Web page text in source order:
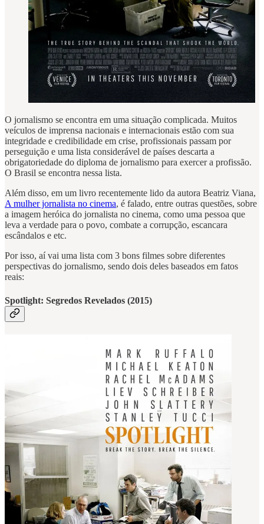
O jornalismo se encontra em uma situação complicada. Muitos
veículos de imprensa nacionais e internacionais estão com sua
integridade e credibilidade em crise, profissionais passam por
perseguição e uma lista considerável de países descarta a
obrigatoriedade do diploma de jornalismo para exercer a profissão.
O Brasil se encontra nessa lista.
Além disso, em um livro recentemente lido da autora Beatriz Viana,
A mulher jornalista no cinema, é falado, entre outras questões, sobre
a imagem heróica do jornalista no cinema, como uma pessoa que
leva a verdade para o povo, combate a corrupção, escancara
escândalos e etc.
Por isso, aí vai uma lista com 3 bons filmes sobre diferentes
perspectivas do jornalismo, sendo dois deles baseados em fatos
reais:
Spotlight: Segredos Revelados (2015)